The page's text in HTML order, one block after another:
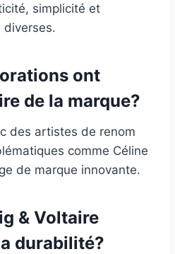
simplicité et
diverses.
ont
de la marque?
des artistes de renom
comme Céline
de marque innovante.
& Voltaire
durabilité?